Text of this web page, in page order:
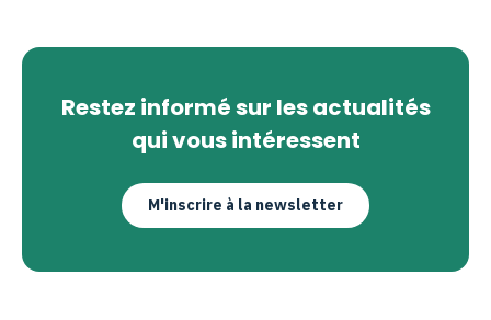
Restez informé sur les actualités
qui vous intéressent
M'inscrire à la newsletter